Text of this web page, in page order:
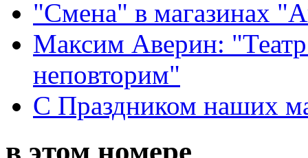
"Смена" в магазинах
Максим Аверин:
неповторим"
С Праздником наших
в этом номере